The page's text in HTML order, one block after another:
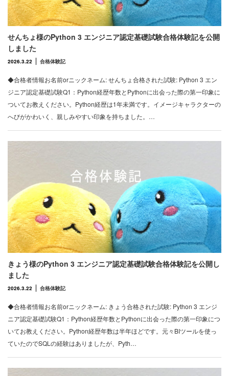
せんちょ様のPython 3 エンジニア認定基礎試験合格体験記を公開
しました
2026.3.22 合格体験記
◆合格者情報お名前orニックネーム: せんちょ合格された試験: Python 3 エン
ジニア認定基礎試験Q1：Python経歴年数とPythonに出会った際の第一印象に
ついてお教えください。Python経歴は1年未満です。イメージキャラクターの
へびがかわいく、親しみやすい印象を持ちました。…
きょう様のPython 3 エンジニア認定基礎試験合格体験記を公開し
ました
2026.3.22 合格体験記
◆合格者情報お名前orニックネーム: きょう合格された試験: Python 3 エンジ
ニア認定基礎試験Q1：Python経歴年数とPythonに出会った際の第一印象につ
いてお教えください。Python経歴年数は半年ほどです。元々BIツールを使っ
ていたのでSQLの経験はありましたが、Pyth…